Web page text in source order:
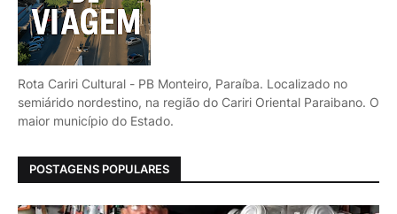
Rota Cariri Cultural - PB Monteiro, Paraíba. Localizado no
semiárido nordestino, na região do Cariri Oriental Paraibano. O
maior município do Estado.
POSTAGENS POPULARES